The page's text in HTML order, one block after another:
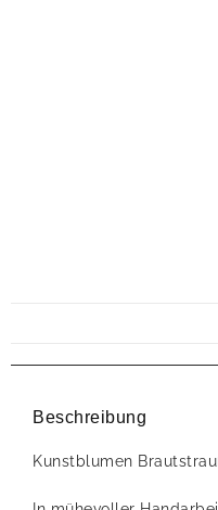
Beschreibung
Kunstblumen